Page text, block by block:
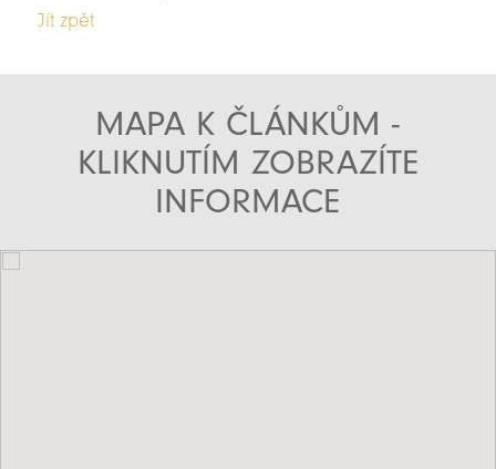
Jít zpět
MAPA K ČLÁNKŮM -
KLIKNUTÍM ZOBRAZÍTE
INFORMACE